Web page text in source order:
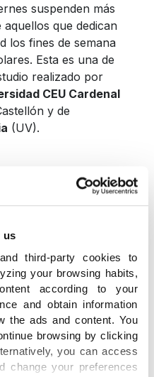
us
third-party cookies to
your browsing habits,
according to your
and obtain information
the ads and content. You
browsing by clicking
you can access
change your preferences
suspenden más
que dedican
los fines de semana
Esta es una de
realizado por
CEU Cardenal
y de
(UV).
dedican
al día a jugar a
cifra es menor entre
los jugadores
de los
resultados
de lo que ocurre con
de la CEU UCH
Gonzalvo ,